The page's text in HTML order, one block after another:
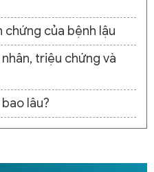
chứng của bệnh lậu
triệu chứng và
lâu?